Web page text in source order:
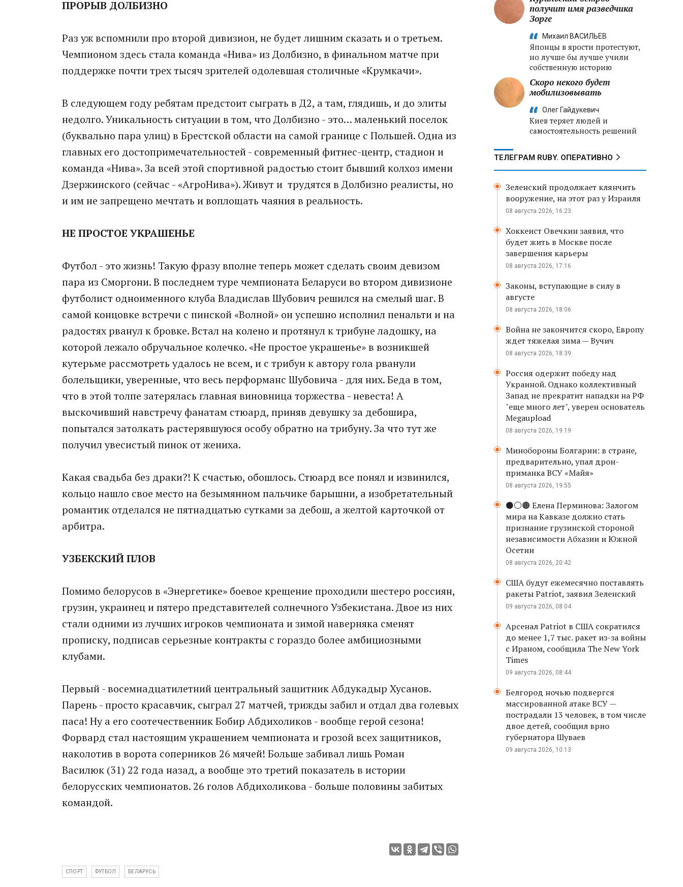
ПРОРЫВ ДОЛБИЗНО
Раз уж вспомнили про второй дивизион, не будет лишним сказать и о третьем.
Чемпионом здесь стала команда «Нива» из Долбизно, в финальном матче при
поддержке почти трех тысяч зрителей одолевшая столичные «Крумкачи».
В следующем году ребятам предстоит сыграть в Д2, а там, глядишь, и до элиты
недолго. Уникальность ситуации в том, что Долбизно - это… маленький поселок
(буквально пара улиц) в Брестской области на самой границе с Польшей. Одна из
главных его достопримечательностей - современный фитнес-центр, стадион и
команда «Нива». За всей этой спортивной радостью стоит бывший колхоз имени
Дзержинского (сейчас - «АгроНива»). Живут и трудятся в Долбизно реалисты, но
и им не запрещено мечтать и воплощать чаяния в реальность.
НЕ ПРОСТОЕ УКРАШЕНЬЕ
Футбол - это жизнь! Такую фразу вполне теперь может сделать своим девизом
пара из Сморгони. В последнем туре чемпионата Беларуси во втором дивизионе
футболист одноименного клуба Владислав Шубович решился на смелый шаг. В
самой концовке встречи с пинской «Волной» он успешно исполнил пенальти и на
радостях рванул к бровке. Встал на колено и протянул к трибуне ладошку, на
которой лежало обручальное колечко. «Не простое украшенье» в возникшей
кутерьме рассмотреть удалось не всем, и с трибун к автору гола рванули
болельщики, уверенные, что весь перформанс Шубовича - для них. Беда в том,
что в этой толпе затерялась главная виновница торжества - невеста! А
выскочивший навстречу фанатам стюард, приняв девушку за дебошира,
попытался затолкать растерявшуюся особу обратно на трибуну. За что тут же
получил увесистый пинок от жениха.
Какая свадьба без драки?! К счастью, обошлось. Стюард все понял и извинился,
кольцо нашло свое место на безымянном пальчике барышни, а изобретательный
романтик отделался не пятнадцатью сутками за дебош, а желтой карточкой от
арбитра.
УЗБЕКСКИЙ ПЛОВ
Помимо белорусов в «Энергетике» боевое крещение проходили шестеро россиян,
грузин, украинец и пятеро представителей солнечного Узбекистана. Двое из них
стали одними из лучших игроков чемпионата и зимой наверняка сменят
прописку, подписав серьезные контракты с гораздо более амбициозными
клубами.
Первый - восемнадцатилетний центральный защитник Абдукадыр Хусанов.
Парень - просто красавчик, сыграл 27 матчей, трижды забил и отдал два голевых
паса! Ну а его соотечественник Бобир Абдихоликов - вообще герой сезона!
Форвард стал настоящим украшением чемпионата и грозой всех защитников,
наколотив в ворота соперников 26 мячей! Больше забивал лишь Роман
Василюк (31) 22 года назад, а вообще это третий показатель в истории
белорусских чемпионатов. 26 голов Абдихоликова - больше половины забитых
командой.
СПОРТ ФУТБОЛ БЕЛАРУСЬ
получит имя разведчика
Зорге
Михаил ВАСИЛЬЕВ
Японцы в ярости протестуют,
но лучше бы лучше учили
собственную историю
Скоро некого будет
мобилизовывать
Олег Гайдукевич
Киев теряет людей и
самостоятельность решений
ТЕЛЕГРАМ RUBY. ОПЕРАТИВНО
Зеленский продолжает клянчить
вооружение, на этот раз у Израиля
08 августа 2026, 16:23
Хоккеист Овечкин заявил, что
будет жить в Москве после
завершения карьеры
08 августа 2026, 17:16
Законы, вступающие в силу в
августе
08 августа 2026, 18:06
Война не закончится скоро, Европу
ждет тяжелая зима — Вучич
08 августа 2026, 18:39
Россия одержит победу над
Украиной. Однако коллективный
Запад не прекратит нападки на РФ
"еще много лет", уверен основатель
Megaupload
08 августа 2026, 19:19
Минобороны Болгарии: в стране,
предварительно, упал дрон-
приманка ВСУ «Майя»
08 августа 2026, 19:55
⚫️⚪️🟤 Елена Перминова: Залогом
мира на Кавказе должно стать
признание грузинской стороной
независимости Абхазии и Южной
Осетии
08 августа 2026, 20:42
США будут ежемесячно поставлять
ракеты Patriot, заявил Зеленский
09 августа 2026, 08:04
Арсенал Patriot в США сократился
до менее 1,7 тыс. ракет из-за войны
с Ираном, сообщила The New York
Times
09 августа 2026, 08:44
Белгород ночью подвергся
массированной атаке ВСУ —
пострадали 13 человек, в том числе
двое детей, сообщил врио
губернатора Шуваев
09 августа 2026, 10:13